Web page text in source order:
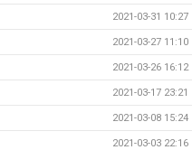
2021-03-31 10:27
2021-03-27 11:10
2021-03-26 16:12
2021-03-17 23:21
2021-03-08 15:24
2021-03-03 22:16